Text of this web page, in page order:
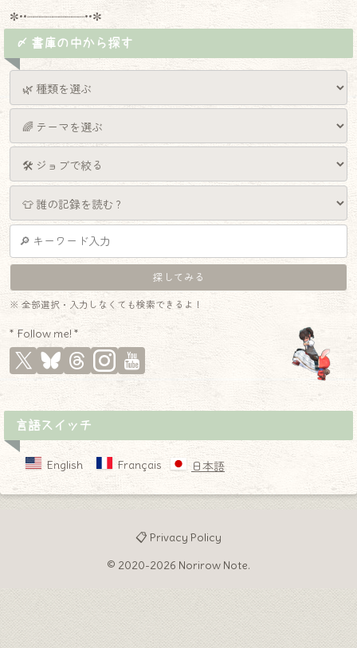
✼••┈┈┈┈┈┈┈┈┈••✼
〆 書庫の中から探す
※ 全部選択・入力しなくても検索できるよ！
* Follow me! *
言語スイッチ
English Français 日本語
📋 Privacy Policy
© 2020-2026 Norirow Note.